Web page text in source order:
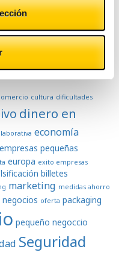
banco central
cultura dificultades
dinero en
economía
empresas pequeñas
europa exito empresas
billetes
marketing medidas ahorro
negocios oferta packaging
pequeño negoccio
Seguridad